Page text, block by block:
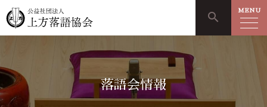
search MENU
落語会情報